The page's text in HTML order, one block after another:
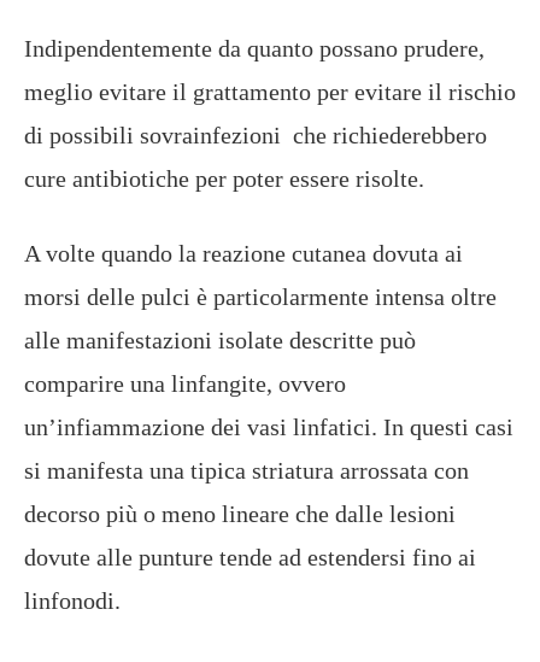
Indipendentemente da quanto possano prudere,
meglio evitare il grattamento per evitare il rischio
di possibili sovrainfezioni che richiederebbero
cure antibiotiche per poter essere risolte.
A volte quando la reazione cutanea dovuta ai
morsi delle pulci è particolarmente intensa oltre
alle manifestazioni isolate descritte può
comparire una linfangite, ovvero
un’infiammazione dei vasi linfatici. In questi casi
si manifesta una tipica striatura arrossata con
decorso più o meno lineare che dalle lesioni
dovute alle punture tende ad estendersi fino ai
linfonodi.